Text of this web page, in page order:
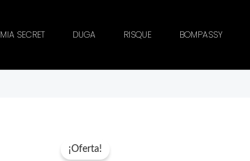
MIA SECRET DUGA RISQUE BOMPASSY
¡Oferta!